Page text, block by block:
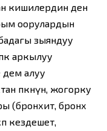
кишилердин ден
оорулардын
зыяндуу
аркылуу
дем алуу
өпкөнүн, жогорку
(бронхит, бронх
кездешет,